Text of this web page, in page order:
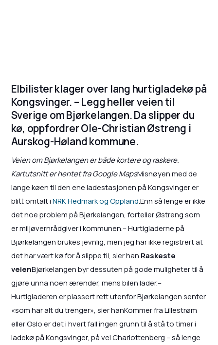
Elbilister klager over lang hurtigladekø på
Kongsvinger. – Legg heller veien til
Sverige om Bjørkelangen. Da slipper du
kø, oppfordrer Ole-Christian Østreng i
Aurskog-Høland kommune.
Veien om Bjørkelangen er både kortere og raskere.
Kartutsnitt er hentet fra Google MapsMisnøyen med de
lange køen til den ene ladestasjonen på Kongsvinger er
blitt omtalt iNRK Hedmark og Oppland.Enn så lenge er ikke
det noe problem på Bjørkelangen, forteller Østreng som
er miljøvernrådgiver i kommunen.– Hurtigladerne på
Bjørkelangen brukes jevnlig, men jeg har ikke registrert at
det har vært kø for å slippe til, sier han.Raskeste
veienBjørkelangen byr dessuten på gode muligheter til å
gjøre unna noen ærender, mens bilen lader.–
Hurtigladeren er plassert rett utenfor Bjørkelangen senter
«som har alt du trenger», sier hanKommer fra Lillestrøm
eller Oslo er det i hvert fall ingen grunn til å stå to timer i
ladekø på Kongsvinger, på vei Charlottenberg – så lenge